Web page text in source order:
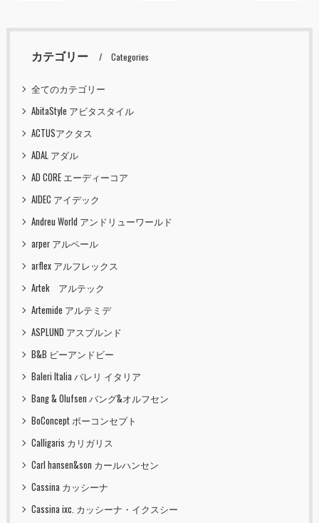
カテゴリー Categories
全てのカテゴリー
AbitaStyle アビタスタイル
ACTUSアクタス
ADAL アダル
AD CORE エーディーコア
AIDEC アイデック
Andreu World アンドリューワールド
arper アルペール
arflex アルフレックス
Artek アルテック
Artemide アルテミデ
ASPLUND アスプルンド
B&B ビーアンドビー
Baleri Italia バレリ イタリア
Bang & Olufsen バング&オルフセン
BoConcept ボーコンセプト
Calligaris カリガリス
Carl hansen&son カールハンセン
Cassina カッシーナ
Cassina ixc. カッシーナ・イクスシー